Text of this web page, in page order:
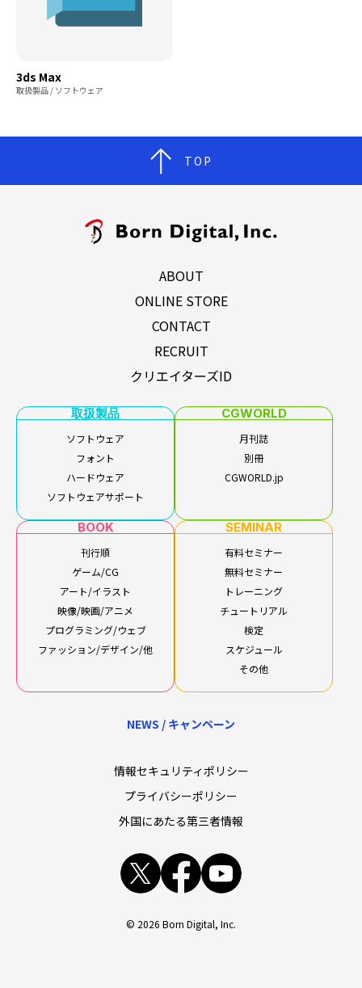
3ds Max
取扱製品 / ソフトウェア
TOP
ABOUT
ONLINE STORE
CONTACT
RECRUIT
クリエイターズID
取扱製品
ソフトウェア
フォント
ハードウェア
ソフトウェアサポート
CGWORLD
月刊誌
別冊
CGWORLD.jp
BOOK
刊行順
ゲーム/CG
アート/イラスト
映像/映画/アニメ
プログラミング/ウェブ
ファッション/デザイン/他
SEMINAR
有料セミナー
無料セミナー
トレーニング
チュートリアル
検定
スケジュール
その他
NEWS / キャンペーン
情報セキュリティポリシー
プライバシーポリシー
外国にあたる第三者情報
x facebook
© 2026 Born Digital, Inc.